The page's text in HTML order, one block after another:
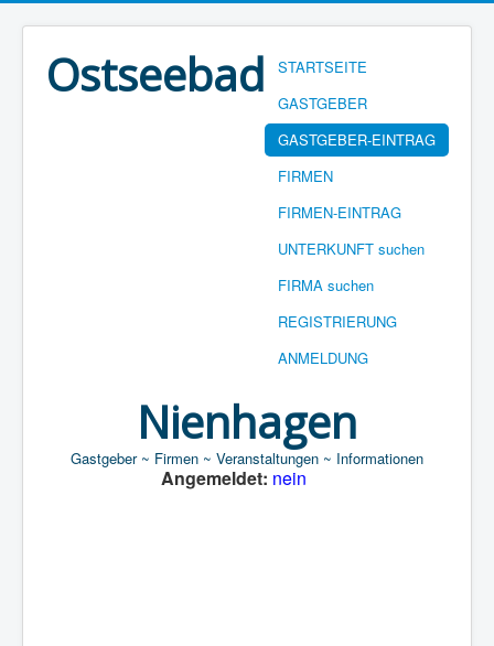
STARTSEITE
GASTGEBER
GASTGEBER-EINTRAG
FIRMEN
FIRMEN-EINTRAG
UNTERKUNFT suchen
FIRMA suchen
REGISTRIERUNG
ANMELDUNG
Ostseebad
Nienhagen
Gastgeber ~ Firmen ~ Veranstaltungen ~ Informationen
Angemeldet: nein